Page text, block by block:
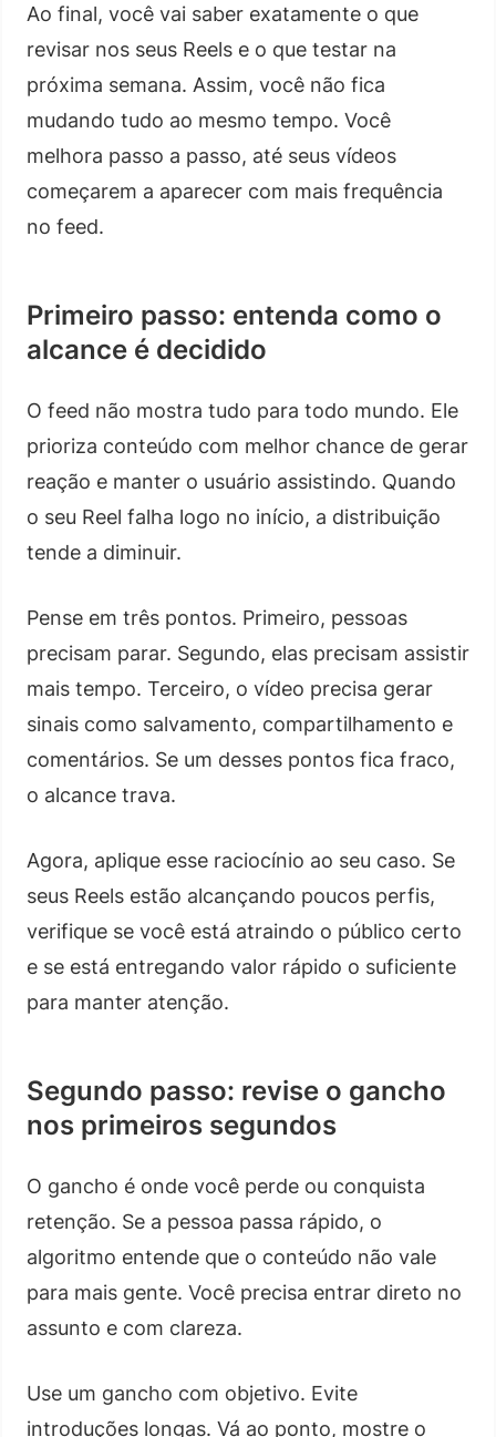
Ao final, você vai saber exatamente o que
revisar nos seus Reels e o que testar na
próxima semana. Assim, você não fica
mudando tudo ao mesmo tempo. Você
melhora passo a passo, até seus vídeos
começarem a aparecer com mais frequência
no feed.
Primeiro passo: entenda como o
alcance é decidido
O feed não mostra tudo para todo mundo. Ele
prioriza conteúdo com melhor chance de gerar
reação e manter o usuário assistindo. Quando
o seu Reel falha logo no início, a distribuição
tende a diminuir.
Pense em três pontos. Primeiro, pessoas
precisam parar. Segundo, elas precisam assistir
mais tempo. Terceiro, o vídeo precisa gerar
sinais como salvamento, compartilhamento e
comentários. Se um desses pontos fica fraco,
o alcance trava.
Agora, aplique esse raciocínio ao seu caso. Se
seus Reels estão alcançando poucos perfis,
verifique se você está atraindo o público certo
e se está entregando valor rápido o suficiente
para manter atenção.
Segundo passo: revise o gancho
nos primeiros segundos
O gancho é onde você perde ou conquista
retenção. Se a pessoa passa rápido, o
algoritmo entende que o conteúdo não vale
para mais gente. Você precisa entrar direto no
assunto e com clareza.
Use um gancho com objetivo. Evite
introduções longas. Vá ao ponto, mostre o